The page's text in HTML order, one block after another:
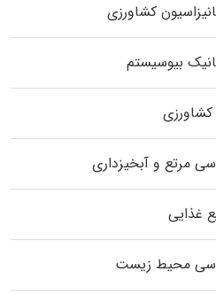
کشاورزی
بیوسیستم
کشاورزی
مرتع و آبخیزداری
غذایی
محیط زیست